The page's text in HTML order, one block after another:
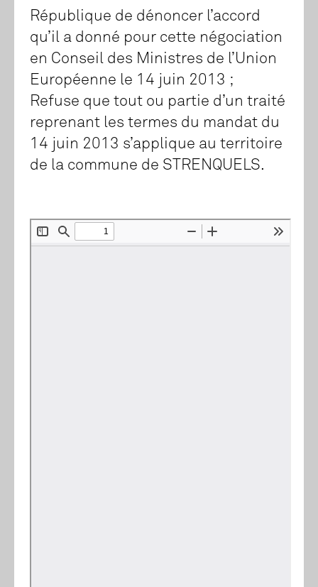
République de dénoncer l’accord
qu’il a donné pour cette négociation
en Conseil des Ministres de l’Union
Européenne le 14 juin 2013 ;
Refuse que tout ou partie d’un traité
reprenant les termes du mandat du
14 juin 2013 s’applique au territoire
de la commune de STRENQUELS.